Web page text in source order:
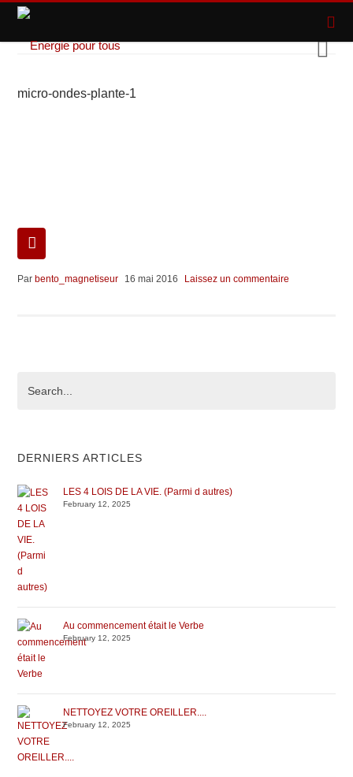
micro-ondes-plante-1
Par bento_magnetiseur 16 mai 2016 Laissez un commentaire
DERNIERS ARTICLES
LES 4 LOIS DE LA VIE. (Parmi d autres)
February 12, 2025
Au commencement était le Verbe
February 12, 2025
NETTOYEZ VOTRE OREILLER....
February 12, 2025